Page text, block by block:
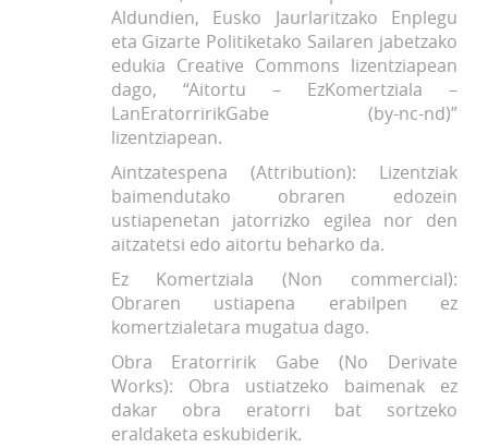
Aldundien, Eusko Jaurlaritzako Enplegu
eta Gizarte Politiketako Sailaren jabetzako
edukia Creative Commons lizentziapean
dago, “Aitortu – EzKomertziala –
LanEratorririkGabe (by-nc-nd)”
lizentziapean.
Aintzatespena (Attribution): Lizentziak
baimendutako obraren edozein
ustiapenetan jatorrizko egilea nor den
aitzatetsi edo aitortu beharko da.
Ez Komertziala (Non commercial):
Obraren ustiapena erabilpen ez
komertzialetara mugatua dago.
Obra Eratorririk Gabe (No Derivate
Works): Obra ustiatzeko baimenak ez
dakar obra eratorri bat sortzeko
eraldaketa eskubiderik.